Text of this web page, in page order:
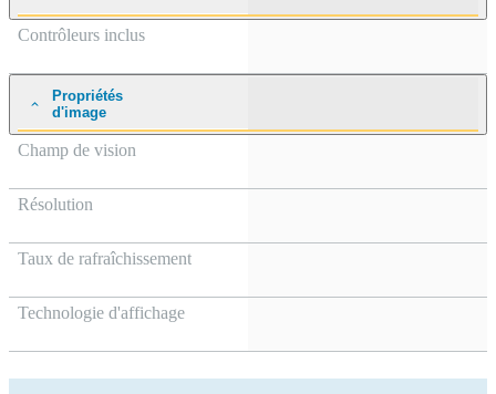
Contrôleurs inclus
Propriétés
d'image
Champ de vision
Résolution
Taux de rafraîchissement
Technologie d'affichage